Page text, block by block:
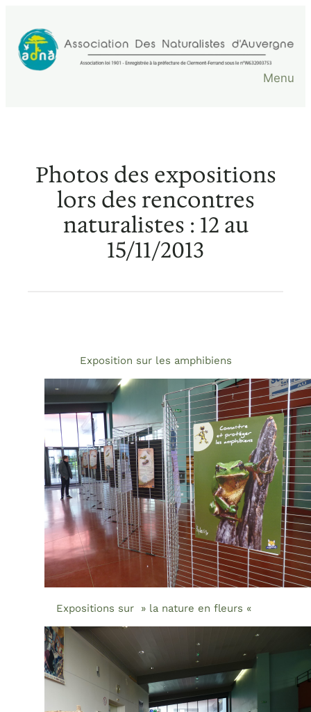
contenu
Menu
Photos des expositions
lors des rencontres
naturalistes : 12 au
15/11/2013
Exposition sur les amphibiens
Expositions sur » la nature en fleurs «